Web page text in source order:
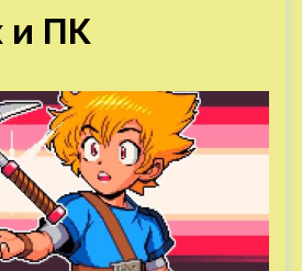
и ПК